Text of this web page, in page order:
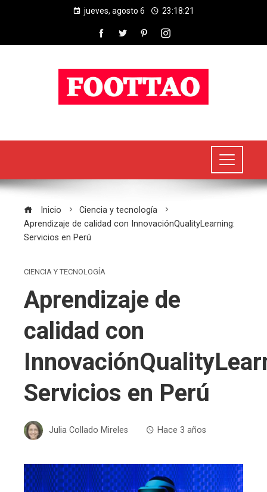
jueves, agosto 6 23:18:22
Inicio
Ciencia y tecnología
Aprendizaje de calidad con InnovaciónQualityLearning:
Servicios en Perú
CIENCIA Y TECNOLOGÍA
Aprendizaje de
calidad con
Servicios en Perú
Julia Collado Mireles Hace 3 años